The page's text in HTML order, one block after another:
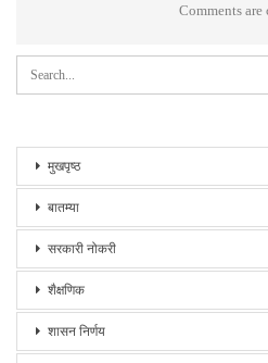
Comments are
मुखपृष्ठ
बातम्या
सरकारी नोकरी
शैक्षणिक
शासन निर्णय